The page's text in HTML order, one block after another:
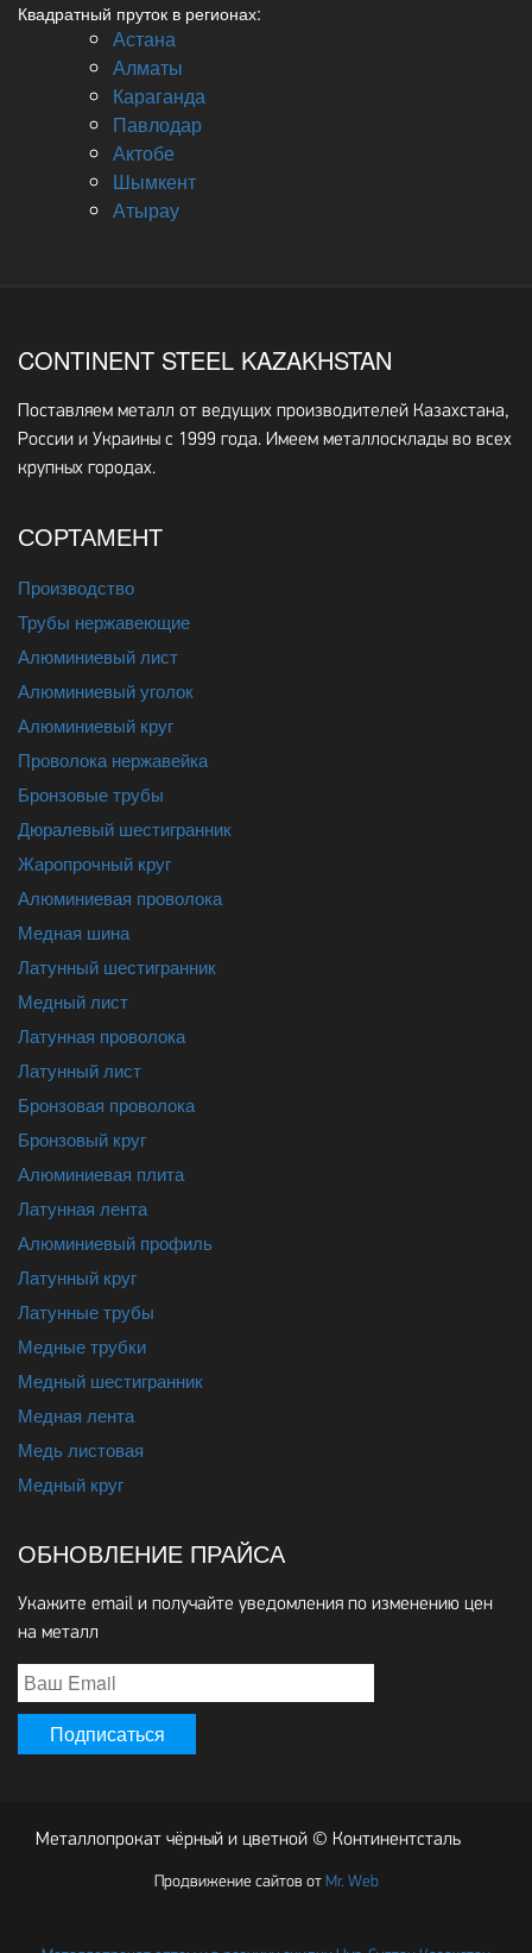
Квадратный пруток в регионах:
Астана
Алматы
Караганда
Павлодар
Актобе
Шымкент
Атырау
CONTINENT STEEL KAZAKHSTAN
Поставляем металл от ведущих производителей Казахстана,
России и Украины с 1999 года. Имеем металлосклады во всех
крупных городах.
СОРТАМЕНТ
Производство
Трубы нержавеющие
Алюминиевый лист
Алюминиевый уголок
Алюминиевый круг
Проволока нержавейка
Бронзовые трубы
Дюралевый шестигранник
Жаропрочный круг
Алюминиевая проволока
Медная шина
Латунный шестигранник
Медный лист
Латунная проволока
Латунный лист
Бронзовая проволока
Бронзовый круг
Алюминиевая плита
Латунная лента
Алюминиевый профиль
Латунный круг
Латунные трубы
Медные трубки
Медный шестигранник
Медная лента
Медь листовая
Медный круг
ОБНОВЛЕНИЕ ПРАЙСА
Укажите email и получайте уведомления по изменению цен
на металл
Металлопрокат чёрный и цветной © Континентсталь
Продвижение сайтов отMr. Web